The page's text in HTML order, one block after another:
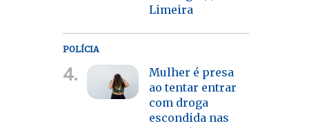
Limeira
POLÍCIA
4.
Mulher é presa
ao tentar entrar
com droga
escondida nas